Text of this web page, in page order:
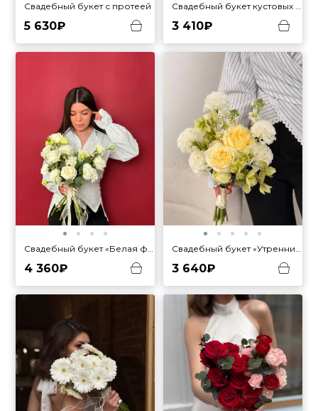
Свадебный букет с протеей
5 630₽
Свадебный букет кустовых пионовидных роз
3 410₽
Свадебный букет «Белая фантазия»
4 360₽
Свадебный букет «Утренний свет»
3 640₽